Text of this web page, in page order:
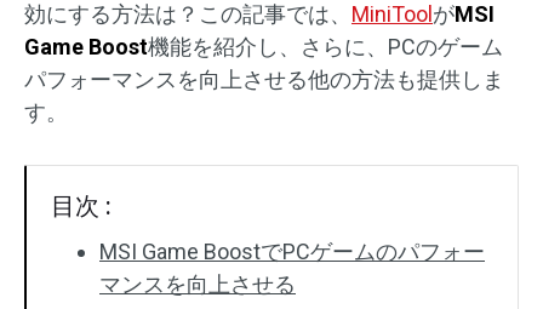
効にする方法は？この記事では、 MiniTool がMSI
Game Boost機能を紹介し、さらに、PCのゲーム
パフォーマンスを向上させる他の方法も提供しま
す。
目次 :
MSI Game BoostでPCゲームのパフォー
マンスを向上させる